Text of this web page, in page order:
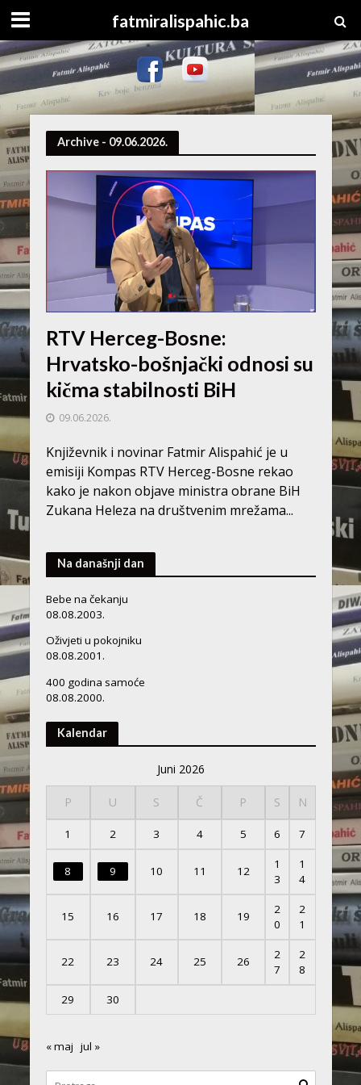
fatmiralispahic.ba
Archive - 09.06.2026.
RTV Herceg-Bosne:
Hrvatsko-bošnjački odnosi su
kičma stabilnosti BiH
09.06.2026.
Književnik i novinar Fatmir Alispahić je u
emisiji Kompas RTV Herceg-Bosne rekao
kako je nakon objave ministra obrane BiH
Zukana Heleza na društvenim mrežama...
Na današnji dan
Bebe na čekanju
08.08.2003.
Oživjeti u pokojniku
08.08.2001.
400 godina samoće
08.08.2000.
Kalendar
Juni 2026
P U S Č P S N
1 2 3 4 5 6 7
8 9 10 11 12
1
3
1
4
15 16 17 18 19
2
0
2
1
22 23 24 25 26
2
7
2
8
29 30
« maj jul »